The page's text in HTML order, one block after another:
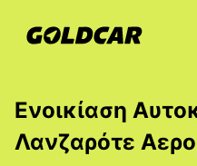
Ενοικίαση
Λανζαρότε